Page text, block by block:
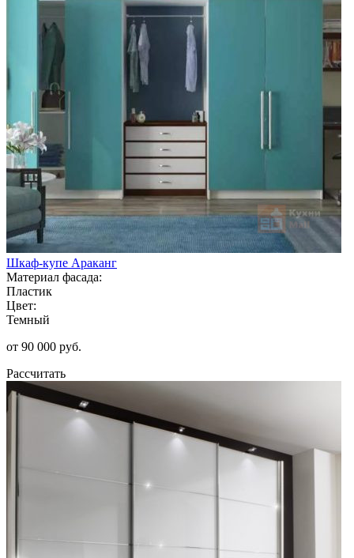
Шкаф-купе Араканг
Материал фасада:
Пластик
Цвет:
Темный
от 90 000 руб.
Рассчитать